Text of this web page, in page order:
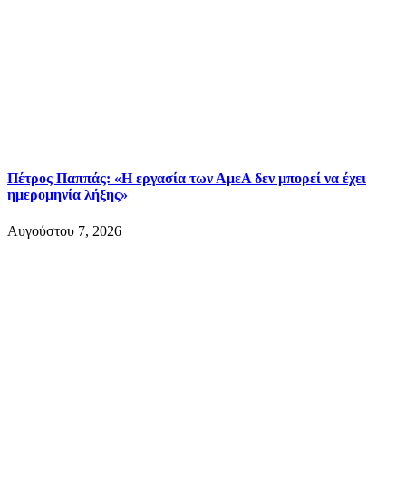
Πέτρος Παππάς: «Η εργασία των ΑμεΑ δεν μπορεί να έχει
ημερομηνία λήξης»
Αυγούστου 7, 2026